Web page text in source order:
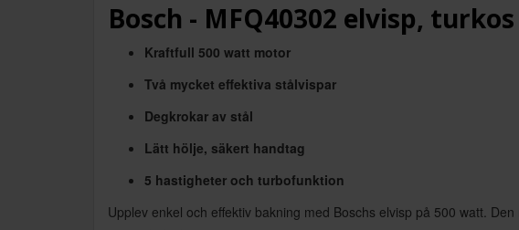
Bosch - MFQ40302 elvisp, turkos
Kraftfull 500 watt motor
Två mycket effektiva stålvispar
Degkrokar av stål
Lätt hölje, säkert handtag
5 hastigheter och turbofunktion
Upplev enkel och effektiv bakning med Boschs elvisp på 500 watt.